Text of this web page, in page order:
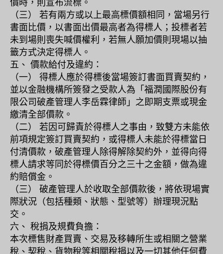
（三） 若有兩方或以上最高標價額相同，當場另行
書面比價，以書面出價最高者為得標人；投標者若
未到場則喪失喊價權利，若無人願加價則現場以抽
籤方式決定得標人。
五、 價款給付及違約：
（一） 得標人應於得標後當場簽訂書面買賣契約，
並以金融機構所簽發之受款人為「福潤國際股份有
限公司破產管理人李岳霖律師」之即期支票或現金
繳清全部價款。
（二） 若因可歸責於得標人之事由，致雙方未能依
前項規定簽訂買賣契約，或得標人未能於得標當日
付清價款，破產管理人除得解除契約外，並得向得
標人請求等同於得標價百分之三十之金額，做為違
約賠償金。
（三） 破產管理人於收取全部價款後，將依現場實
際狀況（包括種類、狀態、型號等）辦理現況點
交。
六、 稅捐及規費負擔：
本次標售財產買賣、交易及移轉所生或相關之營業
稅、契稅、貨物稅等相關稅捐以及一切其他任何費